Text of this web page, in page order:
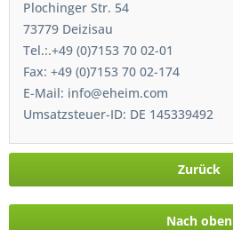
Plochinger Str. 54
73779 Deizisau
Tel.:.+49 (0)7153 70 02-01
Fax: +49 (0)7153 70 02-174
E-Mail: info@eheim.com
Umsatzsteuer-ID: DE 145339492
Zurück
Nach oben